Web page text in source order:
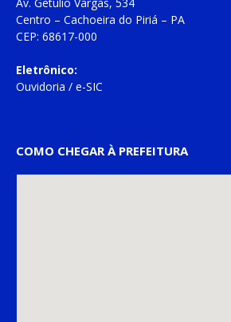
Centro – Cachoeira do Piriá – PA
CEP: 68617-000
Eletrônico:
Ouvidoria / e-SIC
COMO CHEGAR À PREFEITURA